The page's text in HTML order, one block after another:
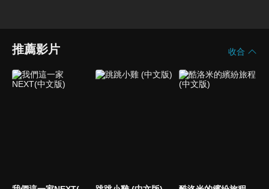
推薦影片 收合